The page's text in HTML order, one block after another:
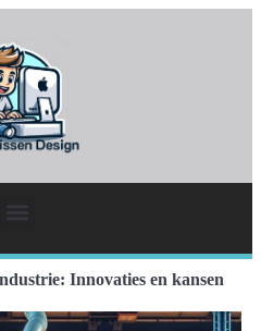
Innovaties en kansen